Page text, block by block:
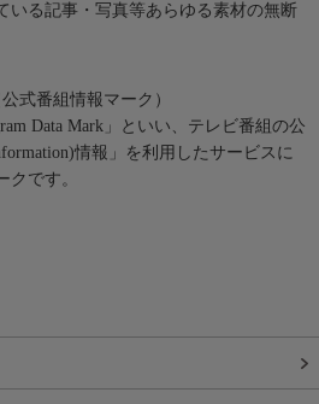
いる記事・写真等あらゆる素材の無断
式番組情報マーク）
Data Mark」といい、テレビ番組の公
情報」を利用したサービスに
です。